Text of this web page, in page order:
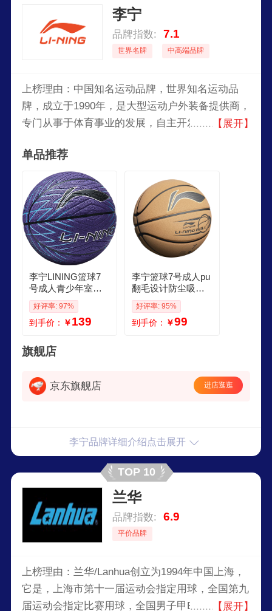
李宁
品牌指数: 7.1
世界名牌 中高端品牌
上榜理由：中国知名运动品牌，世界知名运动品
牌，成立于1990年，是大型运动户外装备提供商，
专门从事于体育事业的发展，自主开发的的体育用
品牌公司。产品主要包括运动休闲鞋类、服装、器
材和配件产品。
【展开】
单品推荐
李宁LINING篮球7
号成人青少年室内
外比赛专用标准赛
事防滑耐磨七号礼
物蓝球
好评率: 97%
到手价： ￥139
李宁篮球7号成人pu
翻毛设计防尘吸湿
室内外比赛儿童学
生考试训练篮球
好评率: 95%
到手价： ￥99
旗舰店
京东旗舰店 进店逛逛
李宁品牌详细介绍点击展开
TOP 10
兰华
品牌指数: 6.9
平价品牌
上榜理由：兰华/Lanhua创立为1994年中国上海，
它是，上海市第十一届运动会指定用球，全国第九
届运动会指定比赛用球，全国男子甲B联赛指定比
【展开】